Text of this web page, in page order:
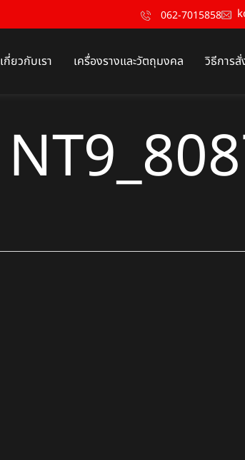
062-7015858
เกี่ยวกับเรา เครื่องรางและวัตถุมงคล วิธีการสั่